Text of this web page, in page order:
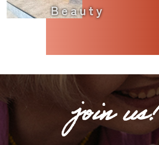
Beauty
join us!